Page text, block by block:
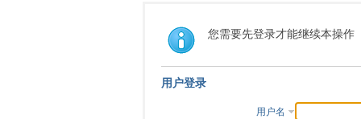
您需要先登录才能继续本操作
用户登录
用户名